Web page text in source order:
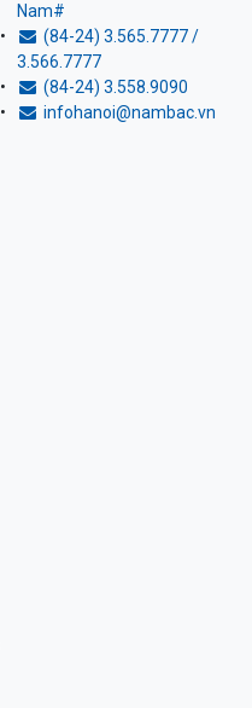
Nam#
(84-24) 3.565.7777 /
3.566.7777
(84-24) 3.558.9090
infohanoi@nambac.vn